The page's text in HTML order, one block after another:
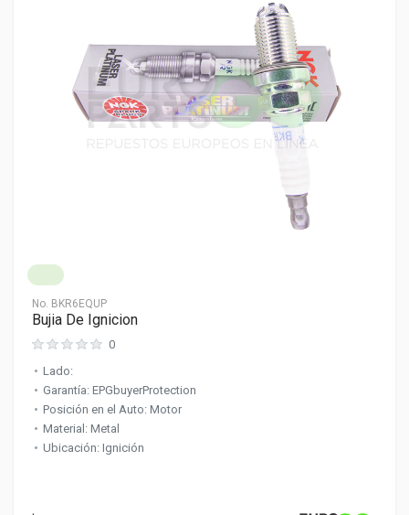
No. BKR6EQUP
Bujia De Ignicion
0
Lado:
Garantía: EPGbuyerProtection
Posición en el Auto: Motor
Material: Metal
Ubicación: Ignición